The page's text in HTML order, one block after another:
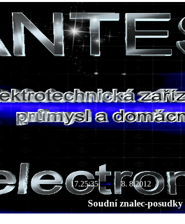
17.25:36 8. 8.2012
Soudní znalec-posudky